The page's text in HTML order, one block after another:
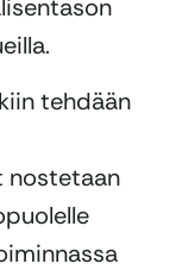
tehdään
nostetaan